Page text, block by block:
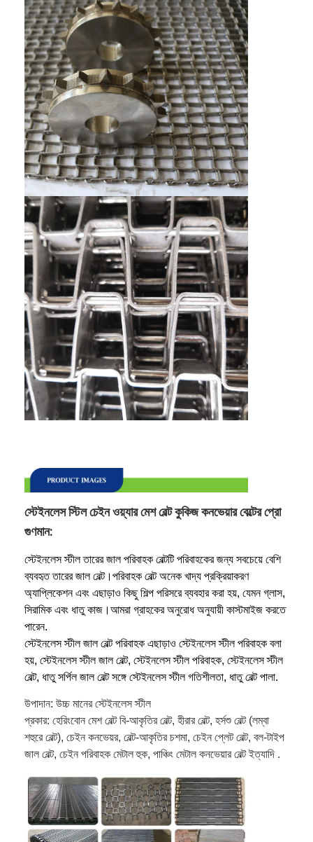
মৌচাক পরিবাহক বেল্ট
পরিবাহক চেইন প্লেট
সোলার ফটোভোলটাইক মেশ বেল্ট
চেইন মেশ বেল্ট
সর্পিল ফ্রিজার বেল্ট
ওভেন কনভেয়ার বেল্ট
স্টেইনলেস স্টিল চেইন ওয়্যার মেশ বেল্ট কুকিজ কনভেয়ার বেল্টের প্রো
গুণমান:
স্টেইনলেস স্টীল তারের জাল পরিবাহক বেল্টটি পরিবাহকের জন্য সবচেয়ে বেশি
ব্যবহৃত তারের জাল বেল্ট।পরিবাহক বেল্ট অনেক খাদ্য প্রক্রিয়াকরণ
অ্যাপ্লিকেশন এবং এছাড়াও কিছু শিল্প পরিসরে ব্যবহার করা হয়, যেমন গ্লাস,
সিরামিক এবং ধাতু কাজ।আমরা গ্রাহকের অনুরোধ অনুযায়ী কাস্টমাইজ করতে
পারেন.
স্টেইনলেস স্টীল জাল বেল্ট পরিবাহক এছাড়াও স্টেইনলেস স্টীল পরিবাহক বলা
হয়, স্টেইনলেস স্টীল জাল বেল্ট, স্টেইনলেস স্টীল পরিবাহক, স্টেইনলেস স্টীল
বেল্ট, ধাতু সর্পিল জাল বেল্ট সঙ্গে স্টেইনলেস স্টীল গতিশীলতা, ধাতু বেল্ট পালা.
উপাদান: উচ্চ মানের স্টেইনলেস স্টীল
প্রকার: হেরিংবোন মেশ বেল্ট বি-আকৃতির বেল্ট, হীরার বেল্ট, হর্সশু বেল্ট (লম্বা
শহুরে বেল্ট), চেইন কনভেয়র, বেল্ট-আকৃতির চশমা, চেইন প্লেট বেল্ট, বল-টাইপ
জাল বেল্ট, চেইন পরিবাহক মেটাল হুক, পাঞ্চিং মেটাল কনভেয়ার বেল্ট ইত্যাদি .